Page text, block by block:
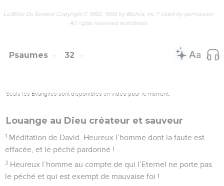
La Bible Du Semeur Copyright © 1992, 1999 by Biblica, Inc.® Used by permission.
All rights reserved worldwide.
Psaumes 32
Seuls les Évangiles sont disponibles en vidéo pour le moment.
Louange au Dieu créateur et sauveur
1 Méditation de David. Heureux l’homme dont la faute est
effacée, et le péché pardonné !
2 Heureux l’homme au compte de qui l’Eternel ne porte pas
le péché et qui est exempt de mauvaise foi !